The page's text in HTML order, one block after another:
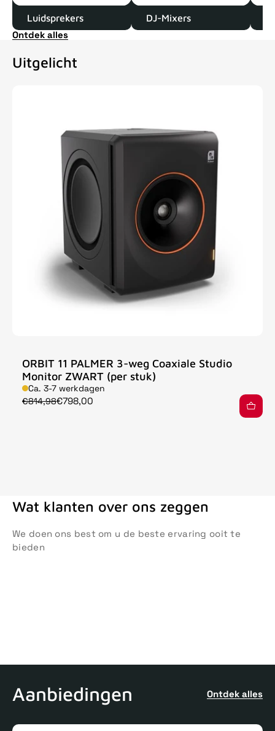
Luidsprekers DJ-Mixers
Ontdek alles
Uitgelicht
ORBIT 11 PALMER 3-weg Coaxiale Studio
Monitor ZWART (per stuk)
Ca. 3-7 werkdagen
€814,98€798,00
Wat klanten over ons zeggen
We doen ons best om u de beste ervaring ooit te
bieden
Aanbiedingen Ontdek alles